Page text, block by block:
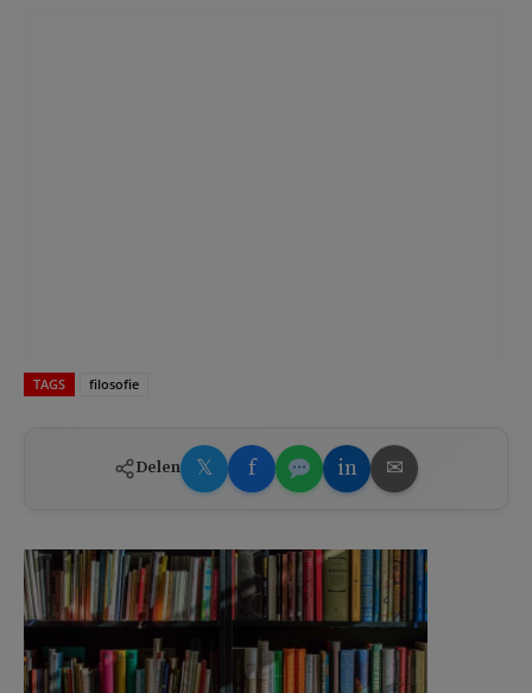
TAGS filosofie
Delen 𝕏 f in ✉